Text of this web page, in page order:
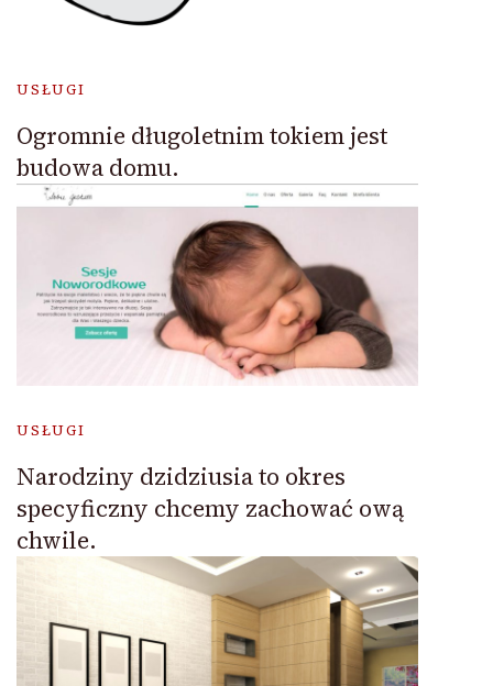
USŁUGI
Ogromnie długoletnim tokiem jest
budowa domu.
USŁUGI
Narodziny dzidziusia to okres
specyficzny chcemy zachować ową
chwile.